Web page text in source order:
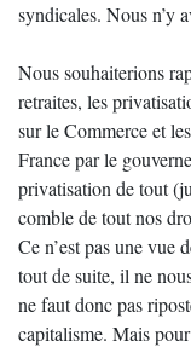
syndicales. Nous n’y
Nous souhaiterions
retraites, les
sur le Commerce et
France par le
privatisation de tout
comble de tout nos
Ce n’est pas une vue
tout de suite, il ne
ne faut donc pas
capitalisme. Mais